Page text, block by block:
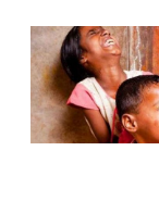
Skip
to
content